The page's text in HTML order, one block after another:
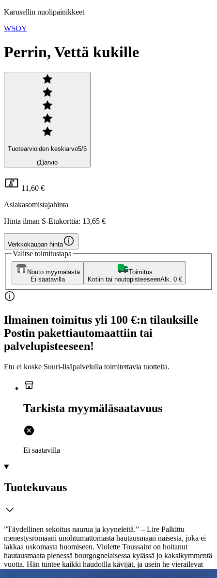
Karusellin nuolipainikkeet
WSOY
Perrin, Vettä kukille
Tuotearvioiden keskiarvo5/5
(1)arvio
11,60 €
Asiakasomistajahinta
Hinta ilman S-Etukorttia: 13,65 €
Verkkokaupan hinta
Valitse toimitustapa
Nouto myymälästä
Ei saatavilla
Toimitus
Kotiin tai noutopisteeseenAlk. 0 €
Ilmainen toimitus yli 100 €:n tilauksille
Postin pakettiautomaattiin tai
palvelupisteeseen!
Etu ei koske Suuri‑lisäpalvelulla toimitettavia tuotteita.
Tarkista myymäläsaatavuus
Ei saatavilla
Tuotekuvaus
”Täydellinen sekoitus naurua ja kyyneleitä.” – Lire Palkittu
menestysromaani unohtumattomasta hautausmaan naisesta, joka ei
lakkaa uskomasta huomiseen. Violette Toussaint on hoitanut
hautausmaata pienessä bourgognelaisessa kylässä jo kaksikymmentä
vuotta. Hän tuntee kaikki haudoilla kävijät, ja usein he vierailevat